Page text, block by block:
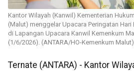
Kantor Wilayah (Kanwil) Kementerian
(Malut) menggelar Upacara Peringatan Hari
di Lapangan Upacara Kanwil Kemenkum
(1/6/2026). (ANTARA/HO-Kemenkum Malut)
Ternate (ANTARA) - Kantor